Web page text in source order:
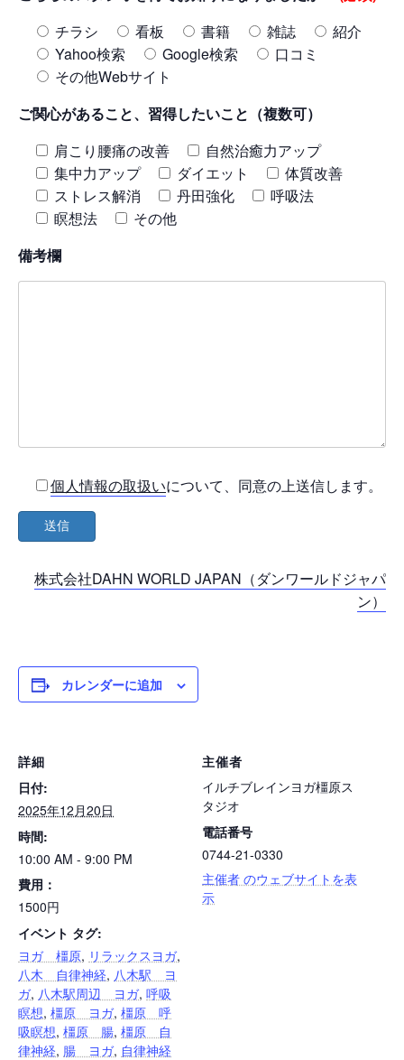
チラシ
看板 書籍 雑誌
紹介
Yahoo検索
Google検索
口コミ
その他Webサイト
ご関心があること、習得したいこと（複数可）
肩こり腰痛の改善
自然治癒力アップ
集中力アップ
ダイエット
体質改善
ストレス解消
丹田強化
呼吸法
瞑想法
その他
備考欄
個人情報の取扱いについて、同意の上送信します。
株式会社DAHN WORLD JAPAN（ダンワールドジャパ
ン）
カレンダーに追加
詳細
日付:
2025年12月20日
時間:
10:00 AM - 9:00 PM
費用：
1500円
イベント タグ:
ヨガ 橿原, リラックスヨガ,
八木 自律神経, 八木駅 ヨ
ガ, 八木駅周辺 ヨガ, 呼吸
瞑想, 橿原 ヨガ, 橿原 呼
吸瞑想, 橿原 腸, 橿原 自
律神経, 腸 ヨガ, 自律神経
主催者
イルチブレインヨガ橿原ス
タジオ
電話番号
0744-21-0330
主催者 のウェブサイトを表
示